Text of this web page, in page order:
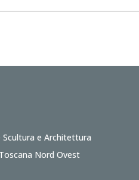
Scultura e Architettura
Nord Ovest